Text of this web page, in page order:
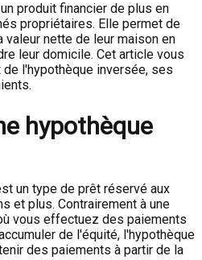
produit financier de plus en
propriétaires. Elle permet de
nette de leur maison en
leur domicile. Cet article vous
l'hypothèque inversée, ses
hypothèque
un type de prêt réservé aux
et plus. Contrairement à une
vous effectuez des paiements
de l'équité, l'hypothèque
des paiements à partir de la